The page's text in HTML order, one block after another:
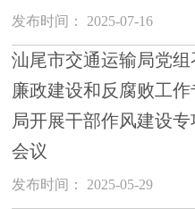
发布时间： 2025-07-16
汕尾市交通运输局党
廉政建设和反腐败工
局开展干部作风建设
会议
发布时间： 2025-05-29